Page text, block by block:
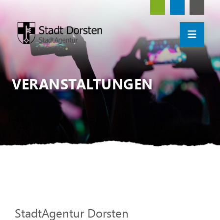
VERANSTALTUNGEN
StadtAgentur Dorsten